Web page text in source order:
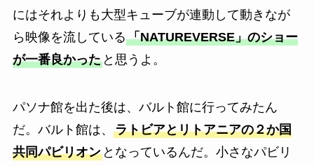
にはそれよりも大型キューブが連動して動きなが
ら映像を流している「NATUREVERSE」のショー
が一番良かったと思うよ。
パソナ館を出た後は、バルト館に行ってみたん
だ。バルト館は、 ラトビアとリトアニアの２か国
共同パビリオンとなっているんだ。小さなパビリ